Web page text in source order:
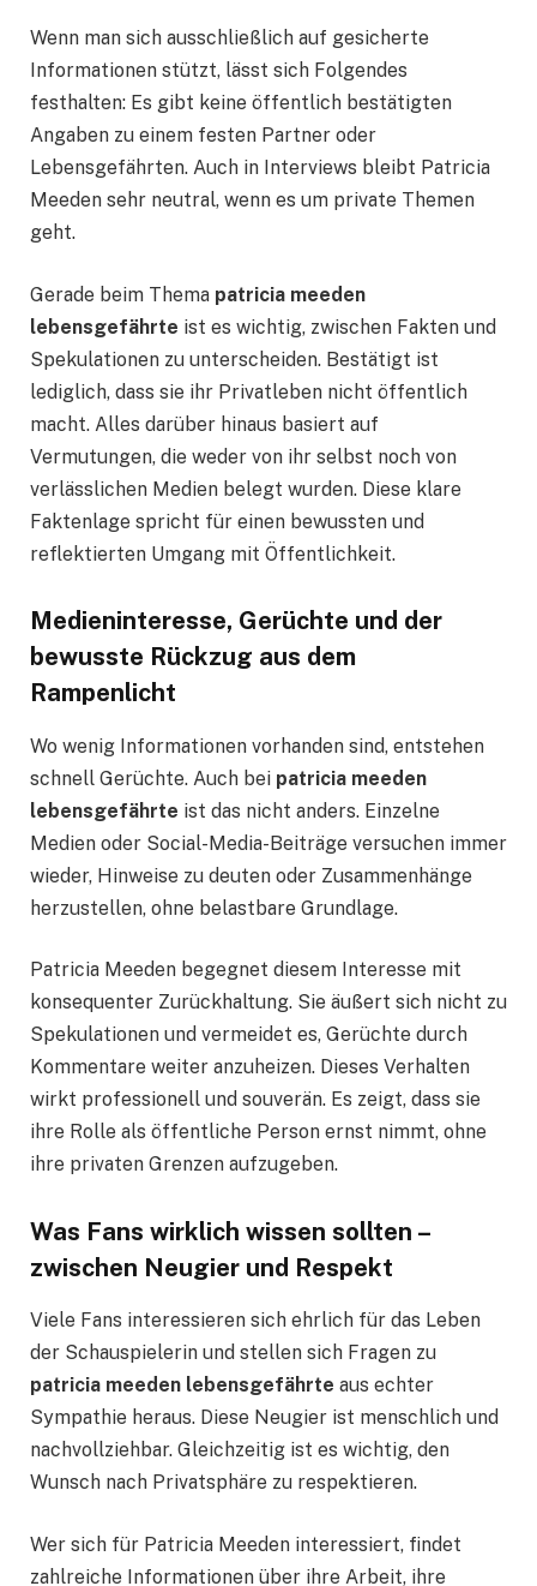
Wenn man sich ausschließlich auf gesicherte
Informationen stützt, lässt sich Folgendes
festhalten: Es gibt keine öffentlich bestätigten
Angaben zu einem festen Partner oder
Lebensgefährten. Auch in Interviews bleibt Patricia
Meeden sehr neutral, wenn es um private Themen
geht.
Gerade beim Thema patricia meeden
lebensgefährte ist es wichtig, zwischen Fakten und
Spekulationen zu unterscheiden. Bestätigt ist
lediglich, dass sie ihr Privatleben nicht öffentlich
macht. Alles darüber hinaus basiert auf
Vermutungen, die weder von ihr selbst noch von
verlässlichen Medien belegt wurden. Diese klare
Faktenlage spricht für einen bewussten und
reflektierten Umgang mit Öffentlichkeit.
Medieninteresse, Gerüchte und der
bewusste Rückzug aus dem
Rampenlicht
Wo wenig Informationen vorhanden sind, entstehen
schnell Gerüchte. Auch bei patricia meeden
lebensgefährte ist das nicht anders. Einzelne
Medien oder Social-Media-Beiträge versuchen immer
wieder, Hinweise zu deuten oder Zusammenhänge
herzustellen, ohne belastbare Grundlage.
Patricia Meeden begegnet diesem Interesse mit
konsequenter Zurückhaltung. Sie äußert sich nicht zu
Spekulationen und vermeidet es, Gerüchte durch
Kommentare weiter anzuheizen. Dieses Verhalten
wirkt professionell und souverän. Es zeigt, dass sie
ihre Rolle als öffentliche Person ernst nimmt, ohne
ihre privaten Grenzen aufzugeben.
Was Fans wirklich wissen sollten –
zwischen Neugier und Respekt
Viele Fans interessieren sich ehrlich für das Leben
der Schauspielerin und stellen sich Fragen zu
patricia meeden lebensgefährte aus echter
Sympathie heraus. Diese Neugier ist menschlich und
nachvollziehbar. Gleichzeitig ist es wichtig, den
Wunsch nach Privatsphäre zu respektieren.
Wer sich für Patricia Meeden interessiert, findet
zahlreiche Informationen über ihre Arbeit, ihre